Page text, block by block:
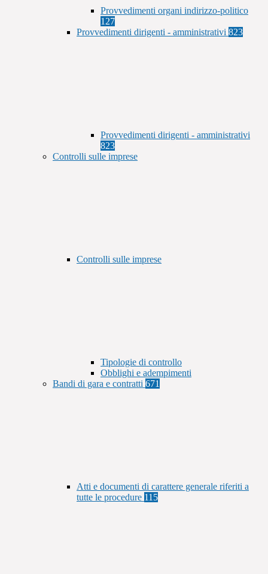
Provvedimenti organi indirizzo-politico
127
Provvedimenti dirigenti - amministrativi 823
Provvedimenti dirigenti - amministrativi
823
Controlli sulle imprese
Controlli sulle imprese
Tipologie di controllo
Obblighi e adempimenti
Bandi di gara e contratti 671
Atti e documenti di carattere generale riferiti a
tutte le procedure 115